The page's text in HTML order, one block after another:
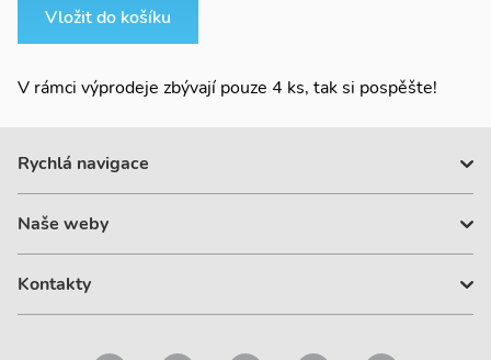
Vložit do košíku
V rámci výprodeje zbývají pouze 4 ks, tak si pospěšte!
Rychlá navigace
Dárky
Karta eplus
Velkoobchody
Akce
Naše weby
se.com/cz
vypinac.cz
esklady.cz
Kontakty
Zákaznické centrum
+420 225 382 919